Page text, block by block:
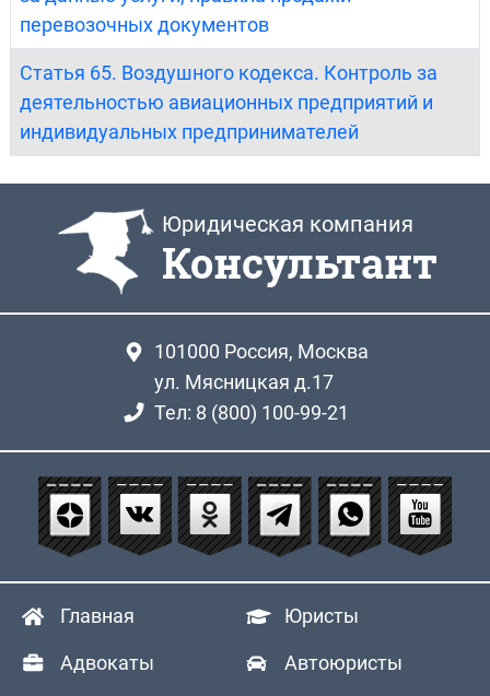
перевозочных документов
Статья 65. Воздушного кодекса. Контроль за
деятельностью авиационных предприятий и
индивидуальных предпринимателей
Юридическая компания
Консультант
101000 Россия, Москва
ул. Мясницкая д.17
Тел: 8 (800) 100-99-21
Главная Юристы
Адвокаты Автоюристы